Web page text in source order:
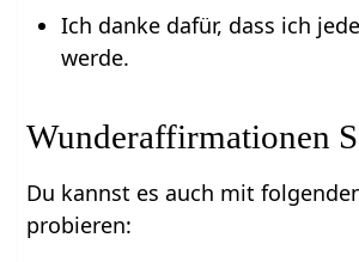
Ich danke dafür, dass ich
werde.
Wunderaffirmationen
Du kannst es auch mit
probieren: